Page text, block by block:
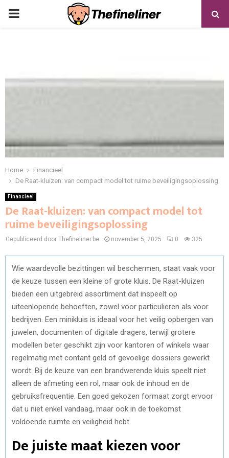
PRIMARY
Home
Financieel
De Raat-kluizen: van compact model tot ruime beveiligingsoplossing
Financieel
De Raat-kluizen: van compact model tot
ruime beveiligingsoplossing
Gepubliceerd door Thefineliner.be november 5, 2025 0 325
Wie waardevolle bezittingen wil beschermen, staat vaak voor
de keuze tussen een kleine of grote kluis. De Raat-kluizen
bieden een uitgebreid assortiment dat inspeelt op
uiteenlopende behoeften, zowel voor particulieren als voor
bedrijven. Een mini­kluis is ideaal voor het veilig opbergen van
juwelen, documenten of digitale dragers, terwijl grotere
modellen beter geschikt zijn voor kantoren of winkels waar
regelmatig met contant geld of gevoelige dossiers gewerkt
wordt. Bij de keuze van een brandwerende kluis speelt niet
alleen de afmeting een rol, maar ook de inhoud en de
gebruiksfrequentie. Een goed gekozen formaat zorgt ervoor
dat u niet enkel vandaag, maar ook in de toekomst
voldoende ruimte en veiligheid hebt.
De juiste maat kiezen voor